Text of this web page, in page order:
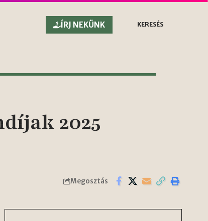
ÍRJ NEKÜNK
KERESÉS
2025
Megosztás